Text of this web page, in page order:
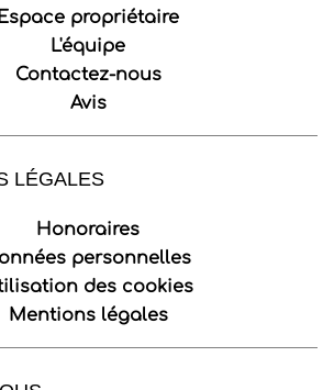
propriétaire
L'équipe
Contactez-nous
Avis
LÉGALES
Honoraires
personnelles
des cookies
Mentions légales